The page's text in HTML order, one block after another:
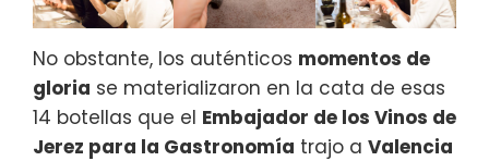
No obstante, los auténticos momentos de
gloria se materializaron en la cata de esas
14 botellas que el Embajador de los Vinos de
Jerez para la Gastronomía trajo a Valencia